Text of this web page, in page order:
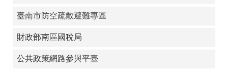
臺南市防空疏散避難專區
財政部南區國稅局
公共政策網路參與平臺